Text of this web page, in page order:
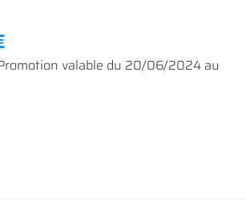
valable du 20/06/2024 au